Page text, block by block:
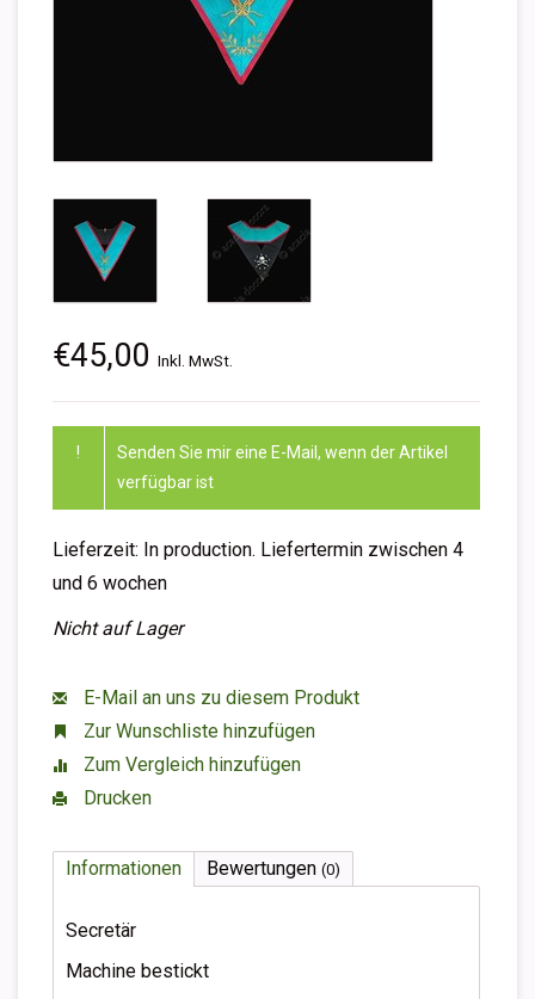
€45,00 Inkl. MwSt.
!
Senden Sie mir eine E-Mail, wenn der Artikel
verfügbar ist
Lieferzeit: In production. Liefertermin zwischen 4
und 6 wochen
Nicht auf Lager
E-Mail an uns zu diesem Produkt
Zur Wunschliste hinzufügen
Zum Vergleich hinzufügen
Drucken
Informationen Bewertungen (0)
Secretär
Machine bestickt